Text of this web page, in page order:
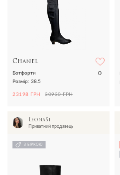
Chanel
0
Ботфорти
Розмір: 38.5
23198 ГРН 30930 ГРН
LeonaSi
Приватний продавець
З БІРКОЮ